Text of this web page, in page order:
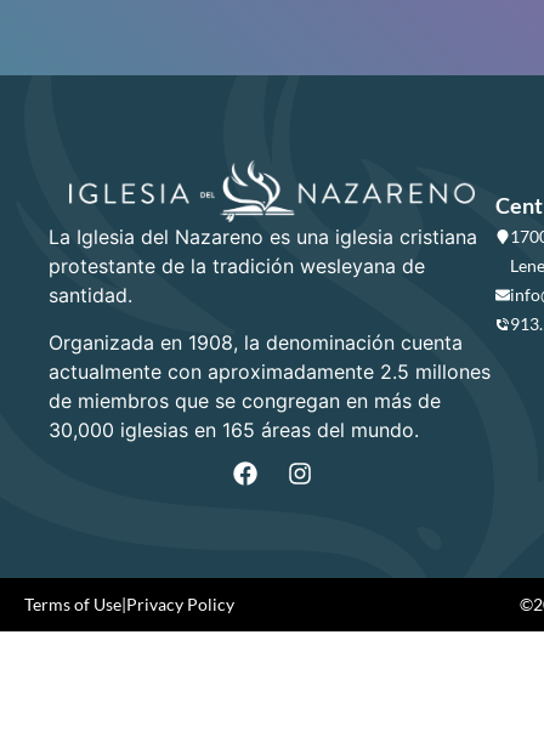
La Iglesia del Nazareno es una iglesia cristiana
protestante de la tradición wesleyana de
santidad.
Organizada en 1908, la denominación cuenta
actualmente con aproximadamente 2.5 millones
de miembros que se congregan en más de
30,000 iglesias en 165 áreas del mundo.
Terms of Use|Privacy Policy